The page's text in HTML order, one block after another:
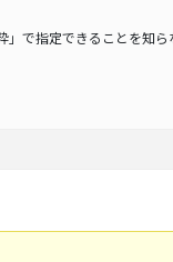
で指定できることを知ら